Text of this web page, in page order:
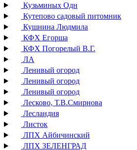
Кузьминых Одн
Кутепово садовый питомник
Кушнина Людмила
КФХ Егорша
КФХ Погорелый В.Г.
ЛА
Ленивый огород
Ленивый огород
Ленивый огород
Лесково, Т.В.Смирнова
Лесландия
Листок
ЛПХ Айбичинский
ЛПХ ЗЕЛЕНГРАД